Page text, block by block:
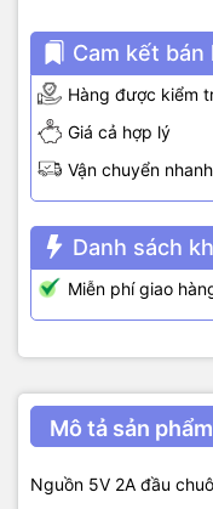
Cam kết bán
Hàng được kiểm
Giá cả hợp lý
Vận chuyển
Danh sách
Miễn phí giao
Mô tả sản phẩm
Nguồn 5V 2A đầu